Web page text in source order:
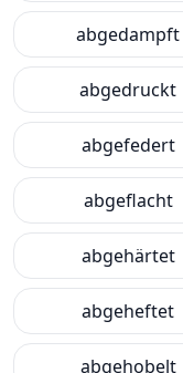
abgedampft
abgedruckt
abgefedert
abgeflacht
abgehärtet
abgeheftet
abgehobelt